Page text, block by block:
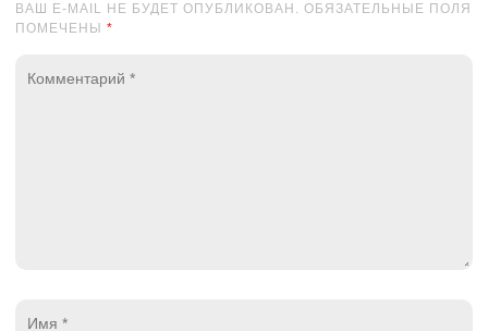
ВАШ E-MAIL НЕ БУДЕТ ОПУБЛИКОВАН. ОБЯЗАТЕЛЬНЫЕ ПОЛЯ
ПОМЕЧЕНЫ *